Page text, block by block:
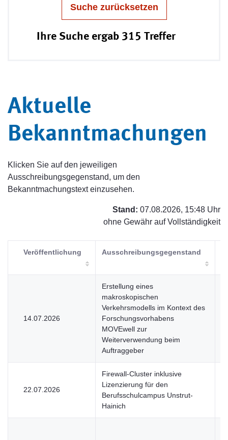
Suche zurücksetzen
Ihre Suche ergab 315 Treffer
Aktuelle
Bekanntmachungen
Klicken Sie auf den jeweiligen
Ausschreibungsgegenstand, um den
Bekanntmachungstext einzusehen.
Stand: 07.08.2026, 15:48 Uhr
ohne Gewähr auf Vollständigkeit
Veröffentlichung Ausschreibungsgegenstand
14.07.2026
Erstellung eines
makroskopischen
Verkehrsmodells im Kontext des
Forschungsvorhabens
MOVEwell zur
Weiterverwendung beim
Auftraggeber
22.07.2026
Firewall-Cluster inklusive
Lizenzierung für den
Berufsschulcampus Unstrut-
Hainich